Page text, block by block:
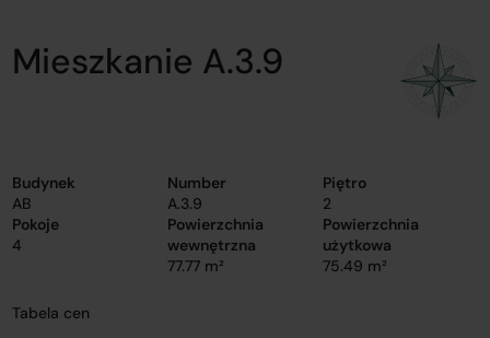
Mieszkanie A.3.9
Budynek
AB
Number
A.3.9
Piętro
2
Pokoje
4
Powierzchnia
wewnętrzna
77.77 m²
Powierzchnia
użytkowa
75.49 m²
Tabela cen